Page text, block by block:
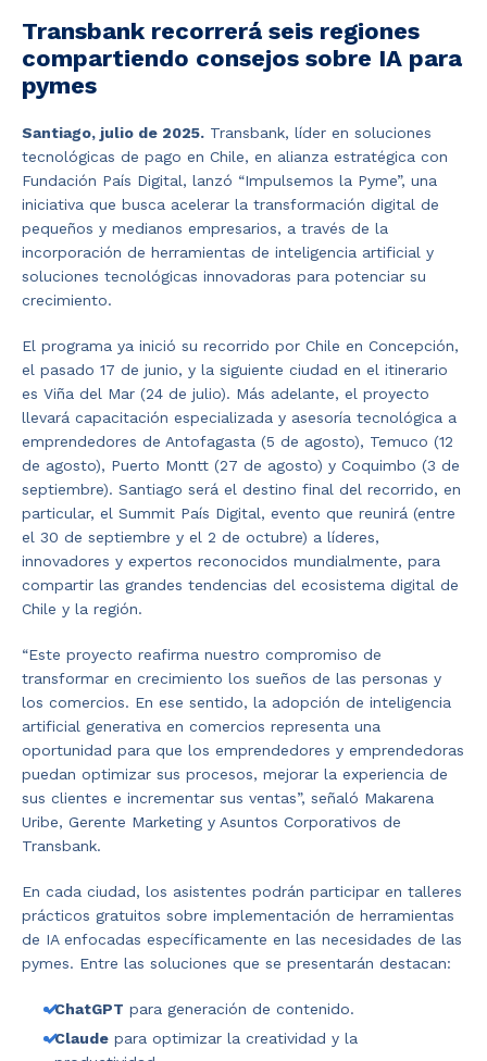
Transbank recorrerá seis regiones
compartiendo consejos sobre IA para
pymes
Santiago, julio de 2025. Transbank, líder en soluciones
tecnológicas de pago en Chile, en alianza estratégica con
Fundación País Digital, lanzó “Impulsemos la Pyme”, una
iniciativa que busca acelerar la transformación digital de
pequeños y medianos empresarios, a través de la
incorporación de herramientas de inteligencia artificial y
soluciones tecnológicas innovadoras para potenciar su
crecimiento.
El programa ya inició su recorrido por Chile en Concepción,
el pasado 17 de junio, y la siguiente ciudad en el itinerario
es Viña del Mar (24 de julio). Más adelante, el proyecto
llevará capacitación especializada y asesoría tecnológica a
emprendedores de Antofagasta (5 de agosto), Temuco (12
de agosto), Puerto Montt (27 de agosto) y Coquimbo (3 de
septiembre). Santiago será el destino final del recorrido, en
particular, el Summit País Digital, evento que reunirá (entre
el 30 de septiembre y el 2 de octubre) a líderes,
innovadores y expertos reconocidos mundialmente, para
compartir las grandes tendencias del ecosistema digital de
Chile y la región.
“Este proyecto reafirma nuestro compromiso de
transformar en crecimiento los sueños de las personas y
los comercios. En ese sentido, la adopción de inteligencia
artificial generativa en comercios representa una
oportunidad para que los emprendedores y emprendedoras
puedan optimizar sus procesos, mejorar la experiencia de
sus clientes e incrementar sus ventas”, señaló Makarena
Uribe, Gerente Marketing y Asuntos Corporativos de
Transbank.
En cada ciudad, los asistentes podrán participar en talleres
prácticos gratuitos sobre implementación de herramientas
de IA enfocadas específicamente en las necesidades de las
pymes. Entre las soluciones que se presentarán destacan:
ChatGPT para generación de contenido.
Claude para optimizar la creatividad y la